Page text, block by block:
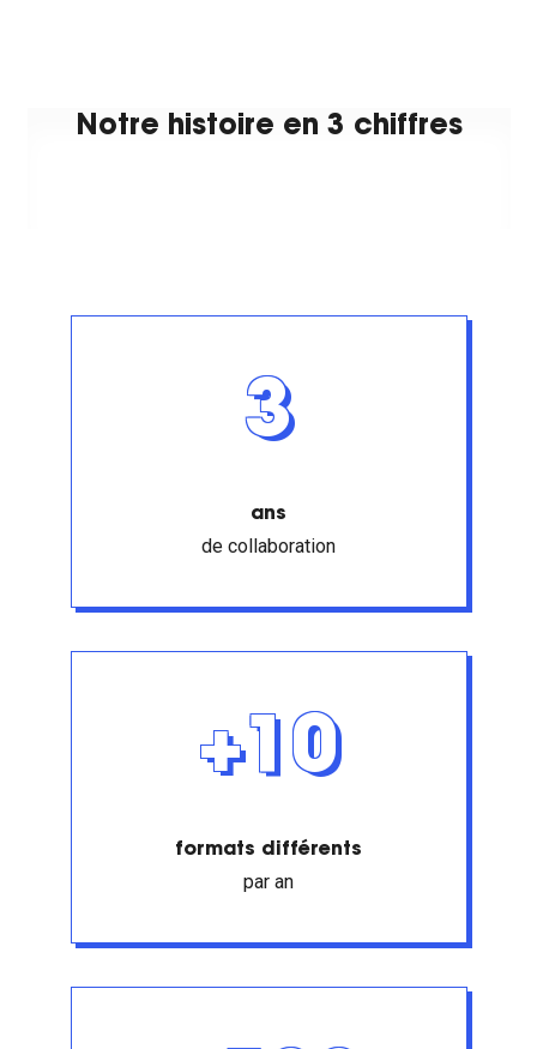
Notre histoire en 3 chiffres
3
ans
de collaboration
+10
formats différents
par an